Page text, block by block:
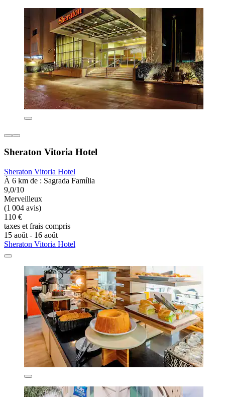
Sheraton Vitoria Hotel
Sheraton Vitoria Hotel
À 6 km de : Sagrada Família
9,0/10
Merveilleux
(1 004 avis)
110 €
taxes et frais compris
15 août - 16 août
Sheraton Vitoria Hotel